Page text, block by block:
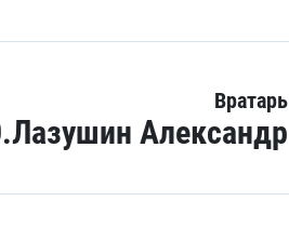
Вратарь
Александр